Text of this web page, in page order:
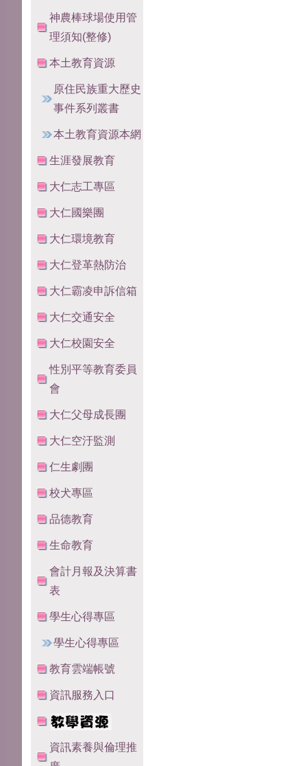
神農棒球場使用管
理須知(整修)
本土教育資源
原住民族重大歷史
事件系列叢書
本土教育資源本網
生涯發展教育
大仁志工專區
大仁國樂團
大仁環境教育
大仁登革熱防治
大仁霸凌申訴信箱
大仁交通安全
大仁校園安全
性別平等教育委員
會
大仁父母成長團
大仁空汙監測
仁生劇團
校犬專區
品德教育
生命教育
會計月報及決算書
表
學生心得專區
學生心得專區
教育雲端帳號
資訊服務入口
資訊素養與倫理推